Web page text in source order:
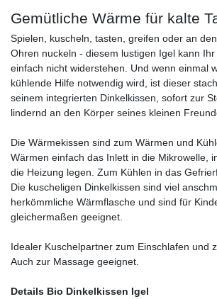
Gemütliche Wärme für kalte
Spielen, kuscheln, tasten, greifen oder an
Ohren nuckeln - diesem lustigen Igel kann
einfach nicht widerstehen. Und wenn einmal
kühlende Hilfe notwendig wird, ist dieser
seinem integrierten Dinkelkissen, sofort zur
lindernd an den Körper seines kleinen
Die Wärmekissen sind zum Wärmen und
Wärmen einfach das Inlett in die Mikrowelle,
die Heizung legen. Zum Kühlen in das
Die kuscheligen Dinkelkissen sind viel
herkömmliche Wärmflasche und sind für
gleichermaßen geeignet.
Idealer Kuschelpartner zum Einschlafen und
Auch zur Massage geeignet.
Details Bio Dinkelkissen Igel